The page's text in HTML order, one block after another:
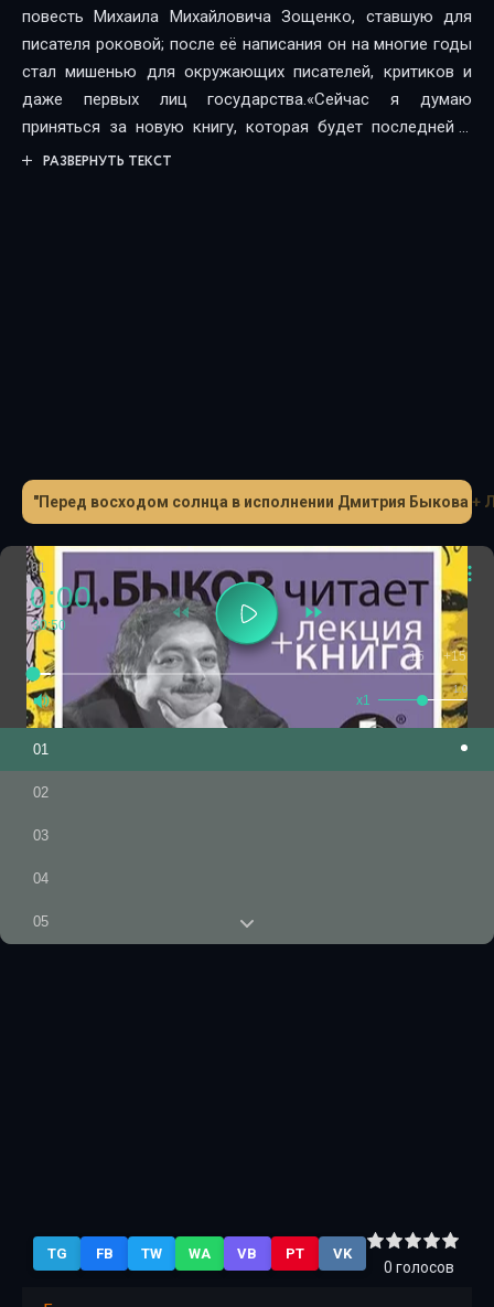
повесть Михаила Михайловича Зощенко, ставшую для
писателя роковой; после её написания он на многие годы
стал мишенью для окружающих писателей, критиков и
даже первых лиц государства.«Сейчас я думаю
приняться за новую книгу, которая будет последней в
моей трилогии, начатой „Возвращённой молодостью“ и
„творчества“ Зощенко, была дана на страницах журнала
„Большевик“.Читает и рассказывает писатель и
РАЗВЕРНУТЬ ТЕКСТ
"Перед восходом солнца в исполнении Дмитрия Быкова +
01
0:00
30:50
1.0
x1
-15 +15
01
02
03
04
05
13
TG FB TW WA VB PT VK
0 голосов